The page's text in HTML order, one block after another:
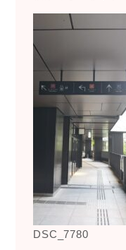
DSC_7780